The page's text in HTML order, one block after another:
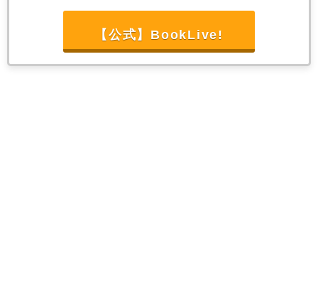
【公式】BookLive!